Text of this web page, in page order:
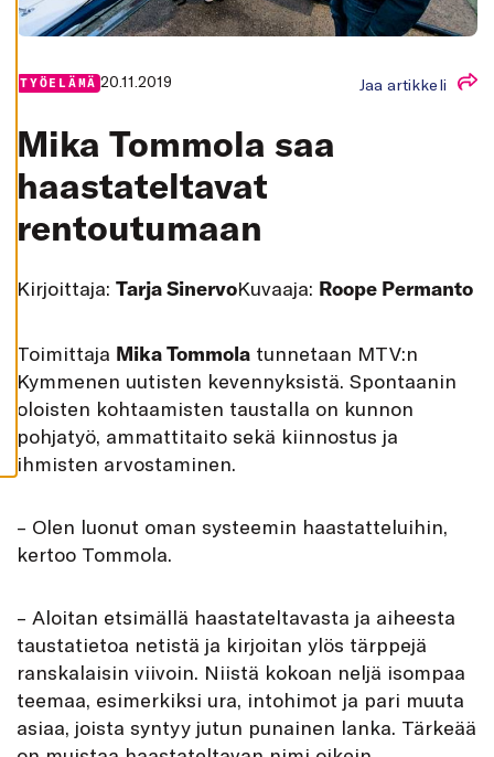
K
K
I
Y
S
A
Ä
E
T
TYÖELÄMÄ 20.11.2019 Jaa artikkeli
Mika Tommola saa
haastateltavat
rentoutumaan
Kirjoittaja: Tarja SinervoKuvaaja: Roope Permanto
Toimittaja Mika Tommola tunnetaan MTV:n
Kymmenen uutisten kevennyksistä. Spontaanin
oloisten kohtaamisten taustalla on kunnon
pohjatyö, ammattitaito sekä kiinnostus ja
ihmisten arvostaminen.
– Olen luonut oman systeemin haastatteluihin,
kertoo Tommola.
– Aloitan etsimällä haastateltavasta ja aiheesta
taustatietoa netistä ja kirjoitan ylös tärppejä
ranskalaisin viivoin. Niistä kokoan neljä isompaa
teemaa, esimerkiksi ura, intohimot ja pari muuta
asiaa, joista syntyy jutun punainen lanka. Tärkeää